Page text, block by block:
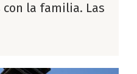
con la familia. Las